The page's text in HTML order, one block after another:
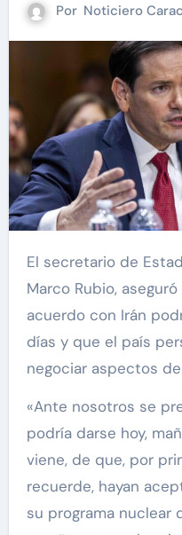
Por Noticiero
El secretario de Estado de Estados Unidos,
Marco Rubio,
acuerdo con Irán
días y que el país
negociar aspectos
«Ante nosotros se
podría darse hoy,
viene, de que, por
recuerde, hayan
su programa nuclear